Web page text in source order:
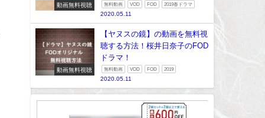
動画無料視聴 無料動画 VOD FOD 2019春ドラマ
2020.05.11
動画無料視聴
【ヤヌスの鏡】の動画を無料視
聴する方法！桜井日奈子のFOD
ドラマ！
無料動画 VOD FOD 2019
2020.05.11